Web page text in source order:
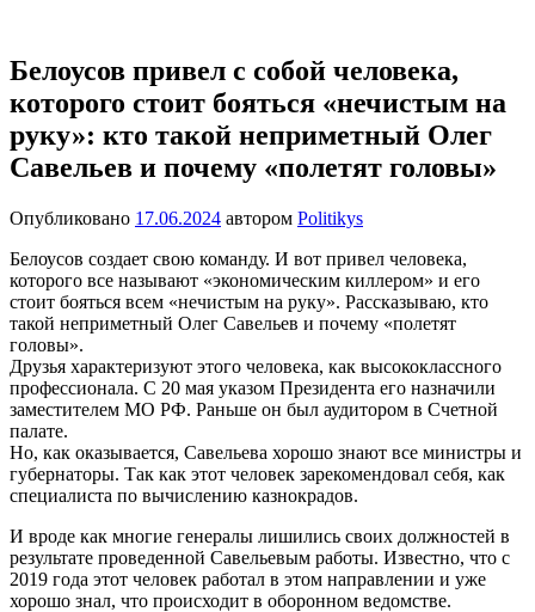
содержимому
один
сайт
на
WordPress
Белоусов привел с собой человека,
которого стоит бояться «нечистым на
руку»: кто такой неприметный Олег
Савельев и почему «полетят головы»
Опубликовано 17.06.2024 автором Politikys
Белоусов создает свою команду. И вот привел человека,
которого все называют «экономическим киллером» и его
стоит бояться всем «нечистым на руку». Рассказываю, кто
такой неприметный Олег Савельев и почему «полетят
головы».
Друзья характеризуют этого человека, как высококлассного
профессионала. С 20 мая указом Президента его назначили
заместителем МО РФ. Раньше он был аудитором в Счетной
палате.
Но, как оказывается, Савельева хорошо знают все министры и
губернаторы. Так как этот человек зарекомендовал себя, как
специалиста по вычислению казнокрадов.
И вроде как многие генералы лишились своих должностей в
результате проведенной Савельевым работы. Известно, что с
2019 года этот человек работал в этом направлении и уже
хорошо знал, что происходит в оборонном ведомстве.